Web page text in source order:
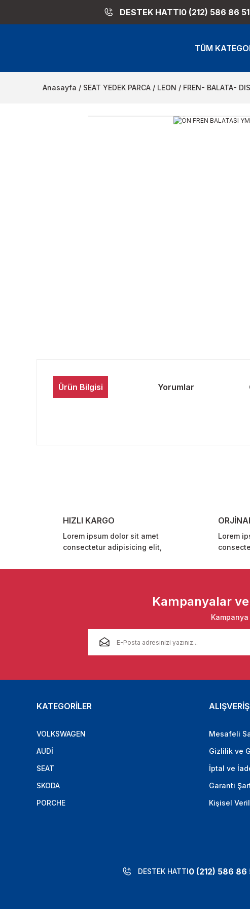
DESTEK HATTI0 (212) 586 86 51
TÜM
Anasayfa SEAT YEDEK PARCA LEON FREN- BALATA-
Ürün Bilgisi Yorumlar
Bu ürüne benzer farklı alternatifler olmalı.
HIZLI KARGO
Lorem ipsum dolor sit amet
consectetur adipisicing elit,
Lorem
Kampanyalar
KATEGORİLER
VOLKSWAGEN
AUDİ
SEAT
SKODA
PORCHE
ALIŞVERİŞ
Mesafeli
Gizlilik ve
İptal ve
Garanti
Kişisel
DESTEK HATTI0 (212) 586 86